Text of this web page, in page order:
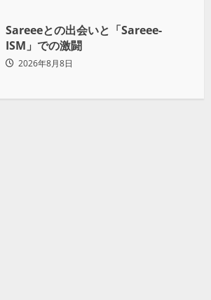
Sareeeとの出会いと「Sareee-
ISM」での激闘
2026年8月8日